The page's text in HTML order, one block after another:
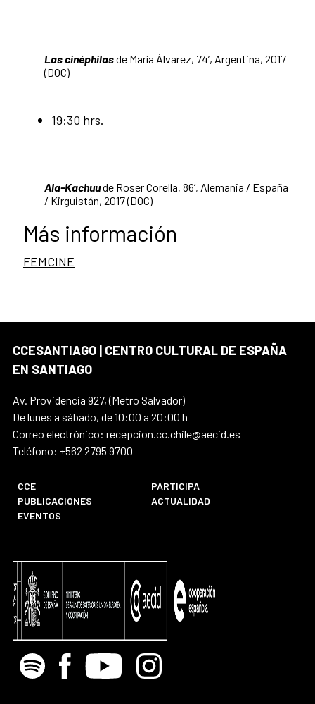
Las cinéphilasde María Álvarez, 74’, Argentina, 2017
(DOC)
19:30 hrs.
Ala-Kachuude Roser Corella, 86’, Alemania / España
/ Kirguistán, 2017 (DOC)
Más información
FEMCINE
CCESANTIAGO | CENTRO CULTURAL DE ESPAÑA
EN SANTIAGO
Av. Providencia 927, (Metro Salvador)
De lunes a sábado, de 10:00 a 20:00 h
Correo electrónico: recepcion.cc.chile@aecid.es
Teléfono: +562 2795 9700
CCE
PARTICIPA
PUBLICACIONES
ACTUALIDAD
EVENTOS
Spotify Facebook
Youtube Instagram